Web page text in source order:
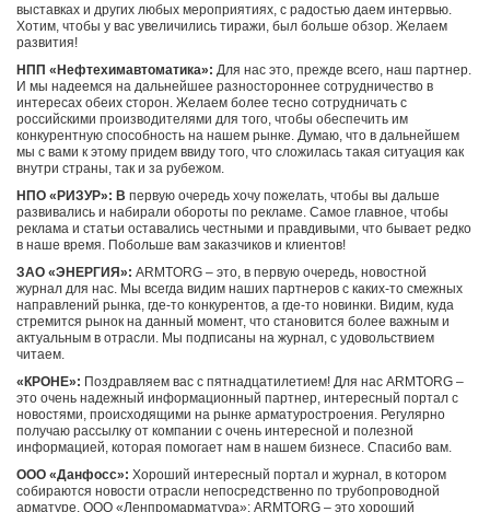
выставках и других любых мероприятиях, с радостью даем интервью.
Хотим, чтобы у вас увеличились тиражи, был больше обзор. Желаем
развития!
НПП «Нефтехимавтоматика»: Для нас это, прежде всего, наш партнер.
И мы надеемся на дальнейшее разностороннее сотрудничество в
интересах обеих сторон. Желаем более тесно сотрудничать с
российскими производителями для того, чтобы обеспечить им
конкурентную способность на нашем рынке. Думаю, что в дальнейшем
мы с вами к этому придем ввиду того, что сложилась такая ситуация как
внутри страны, так и за рубежом.
НПО «РИЗУР»: В первую очередь хочу пожелать, чтобы вы дальше
развивались и набирали обороты по рекламе. Самое главное, чтобы
реклама и статьи оставались честными и правдивыми, что бывает редко
в наше время. Побольше вам заказчиков и клиентов!
ЗАО «ЭНЕРГИЯ»: ARMTORG – это, в первую очередь, новостной
журнал для нас. Мы всегда видим наших партнеров с каких-то смежных
направлений рынка, где-то конкурентов, а где-то новинки. Видим, куда
стремится рынок на данный момент, что становится более важным и
актуальным в отрасли. Мы подписаны на журнал, с удовольствием
читаем.
«КРОНЕ»: Поздравляем вас с пятнадцатилетием! Для нас ARMTORG –
это очень надежный информационный партнер, интересный портал с
новостями, происходящими на рынке арматуростроения. Регулярно
получаю рассылку от компании с очень интересной и полезной
информацией, которая помогает нам в нашем бизнесе. Спасибо вам.
ООО «Данфосс»: Хороший интересный портал и журнал, в котором
собираются новости отрасли непосредственно по трубопроводной
арматуре. ООО «Ленпромарматура»: ARMTORG – это хороший